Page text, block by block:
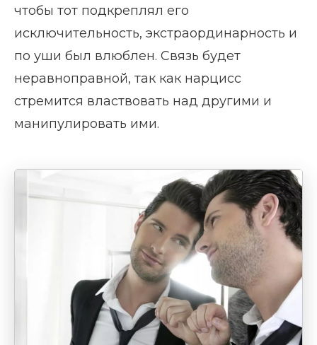
чтобы тот подкреплял его
исключительность, экстраординарность и
по уши был влюблен. Связь будет
неравноправной, так как нарцисс
стремится властвовать над другими и
манипулировать ими.